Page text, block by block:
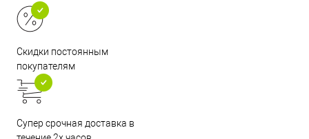
Скидки постоянным
покупателям
Супер срочная доставка в